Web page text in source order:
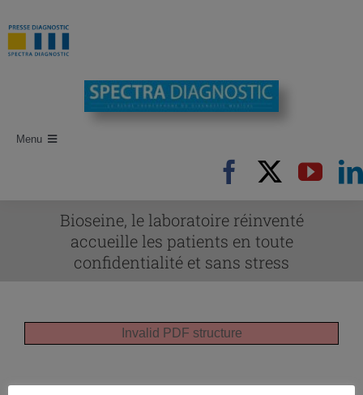
au
contenu
Menu
Publi-Reportages
Bioseine, le laboratoire réinventé
accueille les patients en toute
confidentialité et sans stress
Invalid PDF structure